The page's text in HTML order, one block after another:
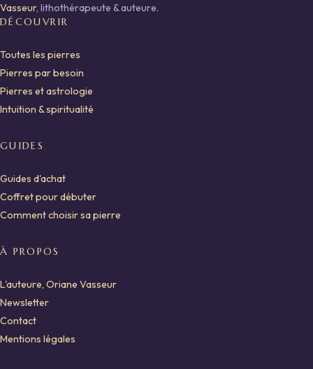
Vasseur, lithothérapeute & auteure.
DÉCOUVRIR
Toutes les pierres
Pierres par besoin
Pierres et astrologie
Intuition & spiritualité
GUIDES
Guides d'achat
Coffret pour débuter
Comment choisir sa pierre
À PROPOS
L'auteure, Oriane Vasseur
Newsletter
Contact
Mentions légales